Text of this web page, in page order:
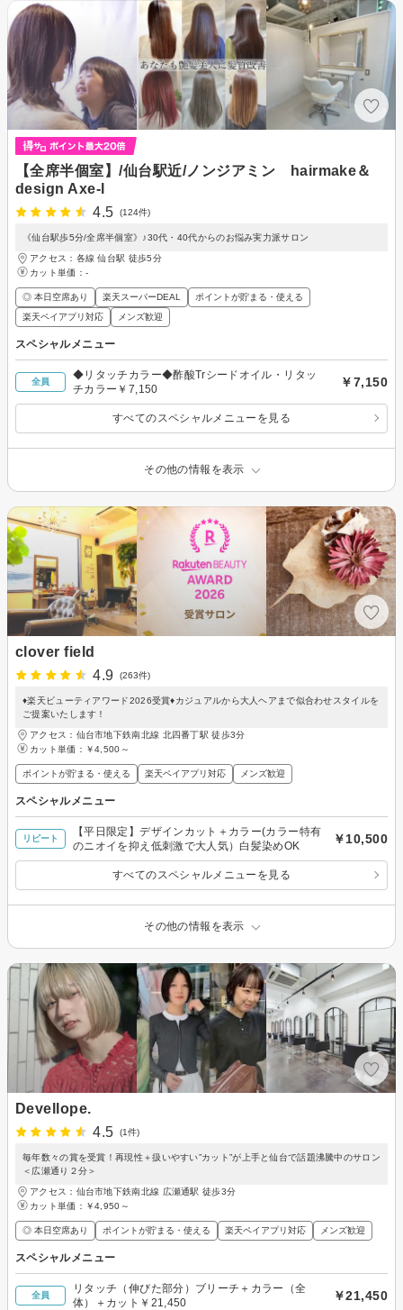
【全席半個室】/仙台駅近/ノンジアミン hairmake＆
design Axe-l
4.5
(124件)
《仙台駅歩5分/全席半個室》♪30代・40代からのお悩み実力派サロン
アクセス：各線 仙台駅 徒歩5分
カット単価： -
◎ 本日空席あり 楽天スーパーDEAL
ポイントが貯まる・使える
楽天ペイアプリ対応
メンズ歓迎
スペシャルメニュー
全員
◆リタッチカラー◆酢酸Trシードオイル・リタッ
チカラー￥7,150
￥7,150
すべてのスペシャルメニューを見る
その他の情報を表示
clover field
4.9
(263件)
♦楽天ビューティアワード2026受賞♦カジュアルから大人ヘアまで似合わせスタイルを
ご提案いたします！
アクセス：仙台市地下鉄南北線 北四番丁駅 徒歩3分
カット単価： ￥4,500～
ポイントが貯まる・使える 楽天ペイアプリ対応 メンズ歓迎
スペシャルメニュー
リピート
【平日限定】デザインカット＋カラー(カラー特有
のニオイを抑え低刺激で大人気）白髪染めOK
￥10,500
すべてのスペシャルメニューを見る
その他の情報を表示
Devellope.
4.5
(1件)
毎年数々の賞を受賞！再現性＋扱いやすい”カット”が上手と仙台で話題沸騰中のサロン
＜広瀬通り２分＞
アクセス：仙台市地下鉄南北線 広瀬通駅 徒歩3分
カット単価： ￥4,950～
◎ 本日空席あり ポイントが貯まる・使える 楽天ペイアプリ対応 メンズ歓迎
スペシャルメニュー
全員
リタッチ（伸びた部分）ブリーチ＋カラー（全
体）＋カット￥21,450
￥21,450